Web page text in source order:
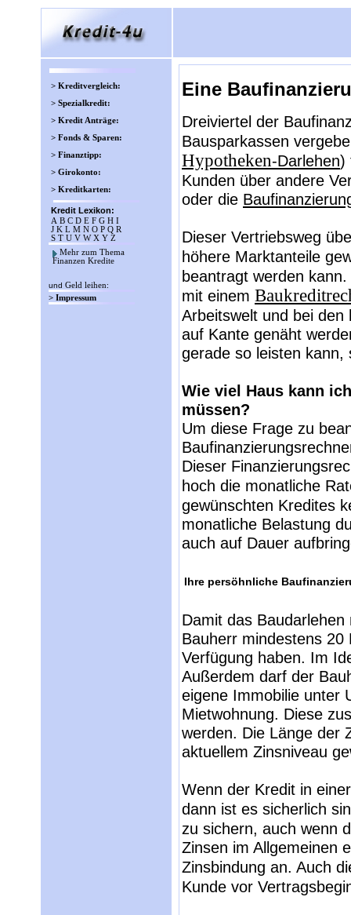
> Kreditvergleich:
> Spezialkredit:
> Kredit Anträge:
> Fonds & Sparen:
> Finanztipp:
> Girokonto:
> Kreditkarten:
Kredit Lexikon:
A B C D E F G H I
J K L M N O P Q R
S T U V WX Y Z
Mehr zum Thema
Finanzen Kredite
und Geld leihen:
> Impressum
Eine
Dreiviertel der
Bausparkassen
Hypotheken-Darlehen)
Kunden über andere
oder die
Dieser Vertriebsweg
höhere Marktanteile
beantragt werden
mit einem
Arbeitswelt und bei den
auf Kante genäht
gerade so leisten kann,
Wie viel Haus kann
müssen?
Um diese Frage zu
Dieser
hoch die monatliche
gewünschten Kredites
monatliche Belastung
auch auf Dauer
Ihre persöhnliche
Damit das
Bauherr mindestens
Verfügung haben. Im
Außerdem darf der
eigene Immobilie unter
Mietwohnung. Diese
werden. Die Länge der
aktuellem Zinsniveau
Wenn der Kredit in
dann ist es sicherlich
zu sichern, auch wenn
Zinsen im Allgemeinen
Zinsbindung an. Auch
Kunde vor